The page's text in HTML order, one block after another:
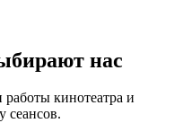
нас
кинотеатра и
сеансов.